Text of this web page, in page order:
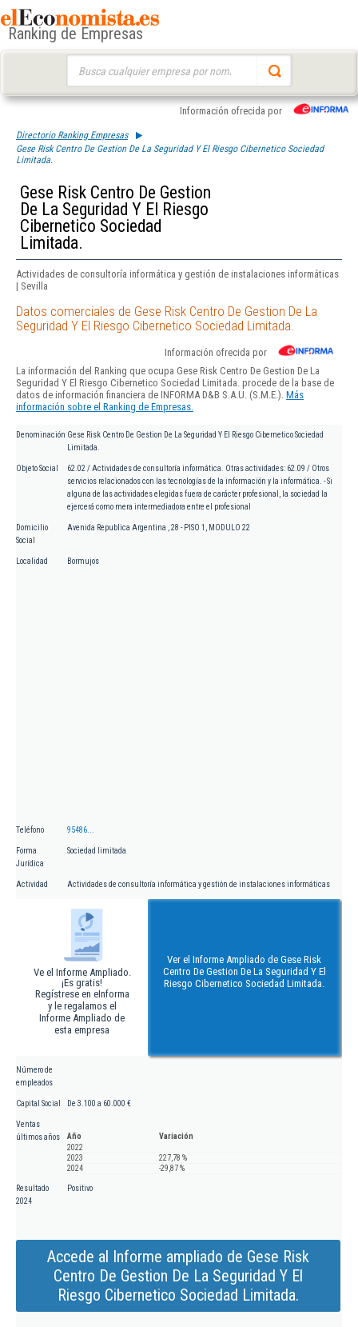
Ranking de Empresas
Información ofrecida por
Directorio Ranking Empresas
Gese Risk Centro De Gestion De La Seguridad Y El Riesgo Cibernetico Sociedad
Limitada.
Gese Risk Centro De Gestion
De La Seguridad Y El Riesgo
Cibernetico Sociedad
Limitada.
Actividades de consultoría informática y gestión de instalaciones informáticas
| Sevilla
Datos comerciales de Gese Risk Centro De Gestion De La
Seguridad Y El Riesgo Cibernetico Sociedad Limitada.
Información ofrecida por
La información del Ranking que ocupa Gese Risk Centro De Gestion De La
Seguridad Y El Riesgo Cibernetico Sociedad Limitada. procede de la base de
datos de información financiera de INFORMA D&B S.A.U. (S.M.E.). Más
información sobre el Ranking de Empresas.
Denominación Gese Risk Centro De Gestion De La Seguridad Y El Riesgo Cibernetico Sociedad
Limitada.
Objeto Social
62.02 / Actividades de consultoría informática. Otras actividades: 62.09 / Otros
servicios relacionados con las tecnologías de la información y la informática. - Si
alguna de las actividades elegidas fuera de carácter profesional, la sociedad la
ejercerá como mera intermediadora entre el profesional
Domicilio
Social
Avenida Republica Argentina , 28 - PISO 1, MODULO 22
Localidad Bormujos
Teléfono 95486...
Forma
Jurídica
Sociedad limitada
Actividad Actividades de consultoría informática y gestión de instalaciones informáticas
Ve el Informe Ampliado.
¡Es gratis!
Regístrese en eInforma
y le regalamos el
Informe Ampliado de
esta empresa
Ver el Informe Ampliado de Gese Risk
Centro De Gestion De La Seguridad Y El
Riesgo Cibernetico Sociedad Limitada.
Número de
empleados
Capital Social De 3.100 a 60.000 €
Ventas
últimos años
Año
Variación
2022
2023
227,78 %
2024
-29,87 %
Resultado
2024
Positivo
Accede al Informe ampliado de Gese Risk
Centro De Gestion De La Seguridad Y El
Riesgo Cibernetico Sociedad Limitada.